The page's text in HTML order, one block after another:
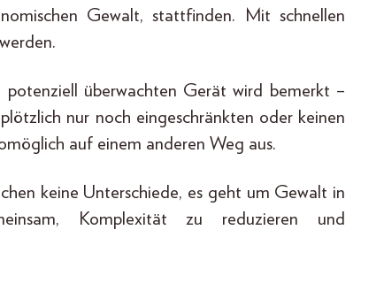
Gewalt, stattfinden. Mit schnellen
überwachten Gerät wird bemerkt –
nur noch eingeschränkten oder keinen
auf einem anderen Weg aus.
keine Unterschiede, es geht um Gewalt in
Komplexität zu reduzieren und